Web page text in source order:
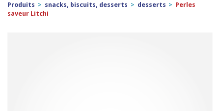
Produits > snacks, biscuits, desserts > desserts > Perles
saveur Litchi